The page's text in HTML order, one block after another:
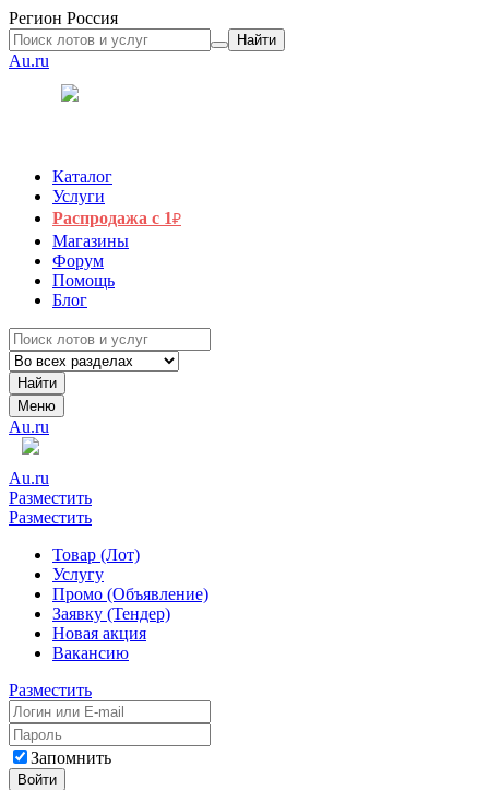
Регион Россия
Найти
Au.ru
Каталог
Услуги
Распродажа с 1₽
Магазины
Форум
Помощь
Блог
Найти
Меню
Au.ru
Au.ru
Разместить
Разместить
Товар (Лот)
Услугу
Промо (Объявление)
Заявку (Тендер)
Новая акция
Вакансию
Разместить
Запомнить
Войти